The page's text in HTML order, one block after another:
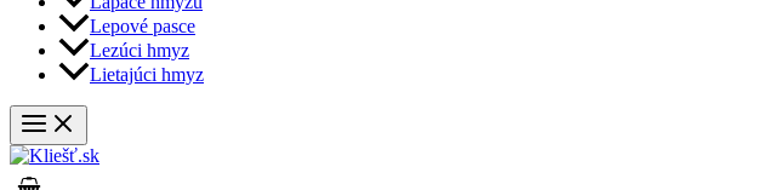
Lepové pasce
Lezúci hmyz
Lietajúci hmyz